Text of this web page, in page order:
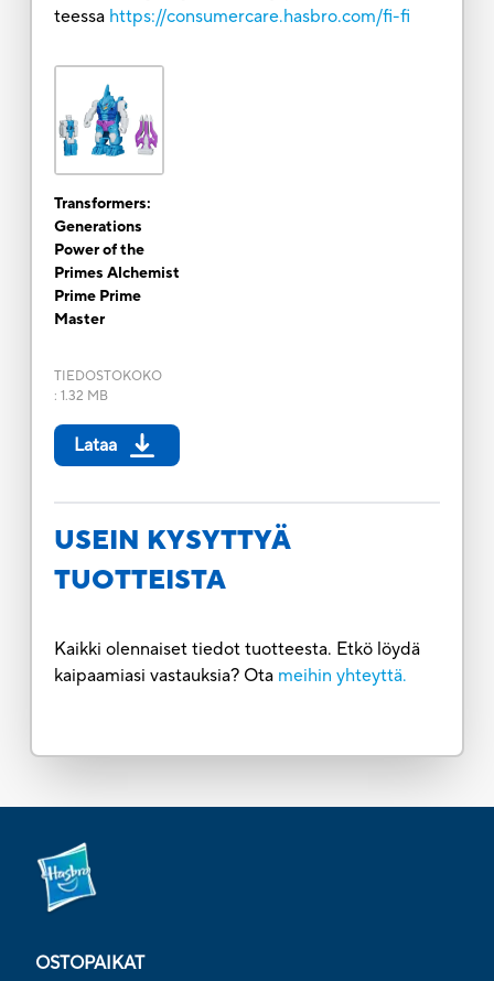
teessa https://consumercare.hasbro.com/fi-fi
Transformers:
Generations
Power of the
Primes Alchemist
Prime Prime
Master
TIEDOSTOKOKO
: 1.32 MB
Lataa
USEIN KYSYTTYÄ
TUOTTEISTA
Kaikki olennaiset tiedot tuotteesta. Etkö löydä
kaipaamiasi vastauksia? Ota meihin yhteyttä.
OSTOPAIKAT